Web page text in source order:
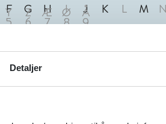
Detaljer
F G H I J K L M N
Y Z Æ Ø Å
5 6 7 8 9